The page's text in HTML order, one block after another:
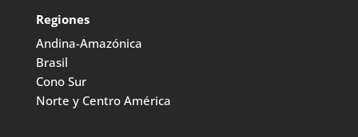
Regiones
Andina-Amazónica
Brasil
Cono Sur
Norte y Centro América